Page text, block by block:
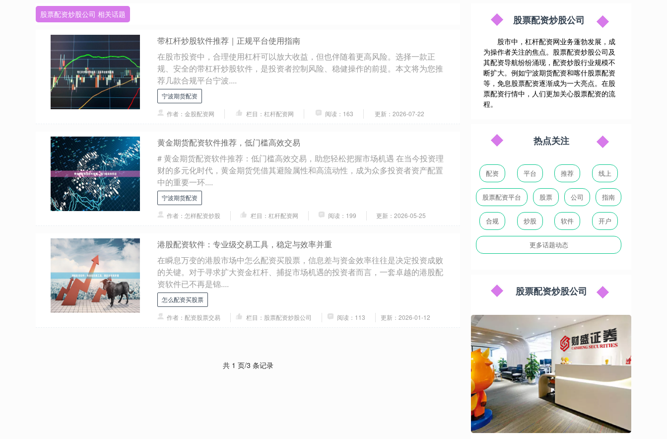
股票配资炒股公司 相关话题
带杠杆炒股软件推荐｜正规平台使用指南
在股市投资中，合理使用杠杆可以放大收益，但也伴随着更高风险。选择一款正
规、安全的带杠杆炒股软件，是投资者控制风险、稳健操作的前提。本文将为您推
荐几款合规平台宁波....
宁波期货配资
作者：金股配资网 栏目：杠杆配资网 阅读：163 更新：2026-07-22
黄金期货配资软件推荐，低门槛高效交易
# 黄金期货配资软件推荐：低门槛高效交易，助您轻松把握市场机遇 在当今投资理
财的多元化时代，黄金期货凭借其避险属性和高流动性，成为众多投资者资产配置
中的重要一环....
宁波期货配资
作者：怎样配资炒股 栏目：杠杆配资网 阅读：199 更新：2026-05-25
港股配资软件：专业级交易工具，稳定与效率并重
在瞬息万变的港股市场中怎么配资买股票，信息差与资金效率往往是决定投资成败
的关键。对于寻求扩大资金杠杆、捕捉市场机遇的投资者而言，一套卓越的港股配
资软件已不再是锦....
怎么配资买股票
作者：配资股票交易 栏目：股票配资炒股公司 阅读：113 更新：2026-01-12
共 1 页/3 条记录
股票配资炒股公司
股市中，杠杆配资网业务蓬勃发展，成
为操作者关注的焦点。股票配资炒股公司及
其配资导航纷纷涌现，配资炒股行业规模不
断扩大。例如宁波期货配资和喀什股票配资
等，免息股票配资逐渐成为一大亮点。在股
票配资行情中，人们更加关心股票配资的流
程。
热点关注
配资 平台 推荐 线上
股票配资平台 股票 公司 指南
合规 炒股 软件 开户
更多话题动态
股票配资炒股公司